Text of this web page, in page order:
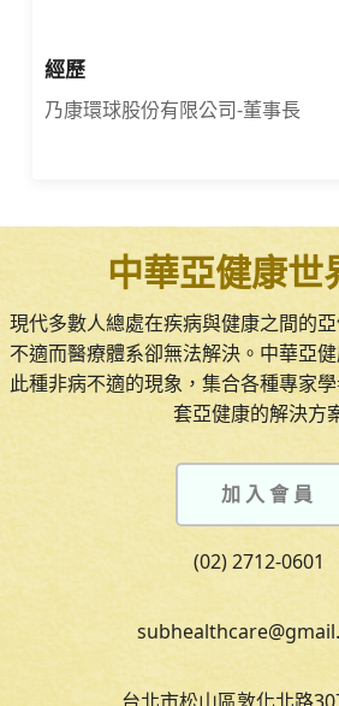
經歷
乃康環球股份有限公司-董事長
中華亞健康世
現代多數人總處在疾病與健康之間的
不適而醫療體系卻無法解決。中華亞
此種非病不適的現象，集合各種專家
套亞健康的解決方
加入會員
(02) 2712-0601